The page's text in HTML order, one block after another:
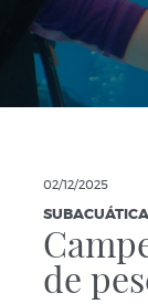
02/12/2025
de